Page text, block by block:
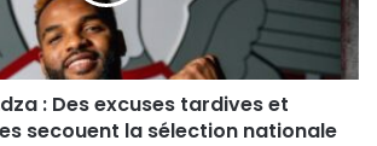
: Des excuses tardives et
secouent la sélection nationale